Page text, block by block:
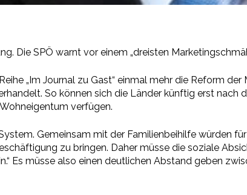
Die SPÖ warnt vor einem „dreisten
„Im Journal zu Gast“ einmal mehr die Reform
So können sich die Länder künftig erst nach
verfügen.
Gemeinsam mit der Familienbeihilfe würden
zu bringen. Daher müsse die soziale
Es müsse also einen deutlichen Abstand geben